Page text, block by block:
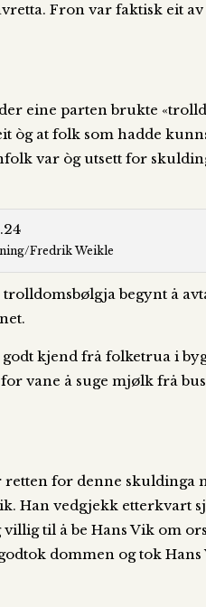
Fron var faktisk eit
eine parten brukte
òg at folk som hadde
var òg utsett for
Fredrik Weikle
begynt å
kjend frå folketrua i
vane å suge mjølk frå
for denne skuldinga
Han vedgjekk etterkvart
til å be Hans Vik om
dommen og tok Hans